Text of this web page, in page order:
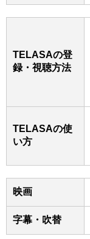
TELASAの登
録・視聴方法
TELASAの使
い方
映画
字幕・吹替